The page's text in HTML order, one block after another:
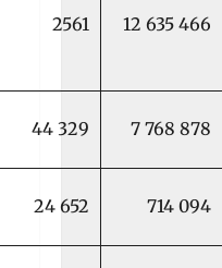
2561 12 635 466
44 329 7 768 878
24 652 714 094